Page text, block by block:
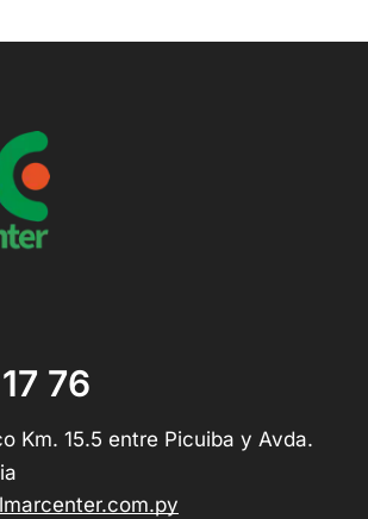
76
Km. 15.5 entre Picuiba y Avda.